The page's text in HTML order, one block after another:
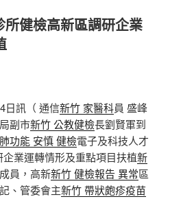
健檢高新區調研企業
日訊（ 通信新竹 家醫科員 盛峰
副市新竹 公教健檢長劉賢軍到
功能 安慎 健檢電子及科技人才
企業運轉情形及重點項目扶植新
員，高新新竹 健檢報告 異常區
、管委會主新竹 帶狀皰疹疫苗